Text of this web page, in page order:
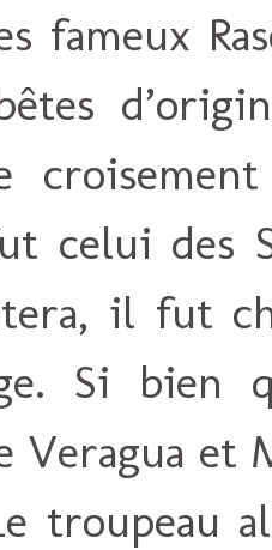
fameux
celui des
il fut
Si bien
Veragua
troupeau